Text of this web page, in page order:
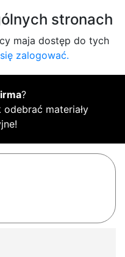
stronach
maja dostęp do tych
zalogować.
?
materiały